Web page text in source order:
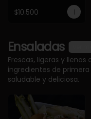
$10.500
Ensaladas
Frescas, ligeras y llenas
ingredientes de
saludable y deliciosa.